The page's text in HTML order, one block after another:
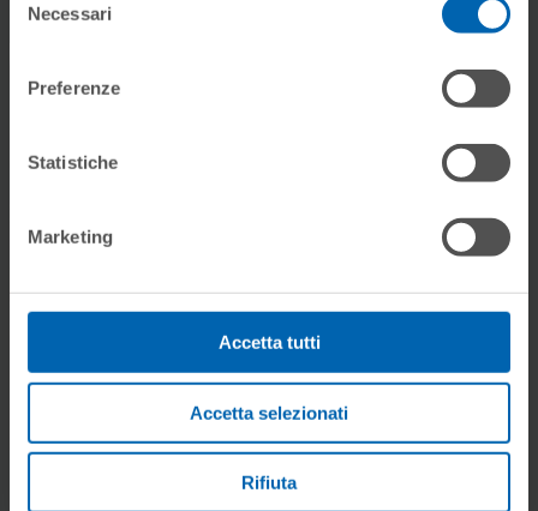
delNecessari
Preferenze
Statistiche
Marketing
Accetta tutti
Accetta selezionati
Rifiuta